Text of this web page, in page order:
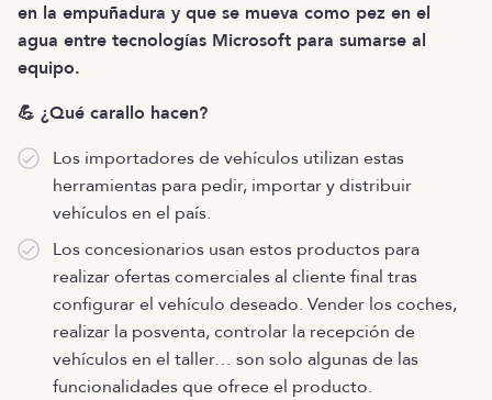
en la empuñadura y que se mueva como pez en el
agua entre tecnologías Microsoft para sumarse al
equipo.
💪 ¿Qué carallo hacen?
Los importadores de vehículos utilizan estas
herramientas para pedir, importar y distribuir
vehículos en el país.
Los concesionarios usan estos productos para
realizar ofertas comerciales al cliente final tras
configurar el vehículo deseado. Vender los coches,
realizar la posventa, controlar la recepción de
vehículos en el taller… son solo algunas de las
funcionalidades que ofrece el producto.